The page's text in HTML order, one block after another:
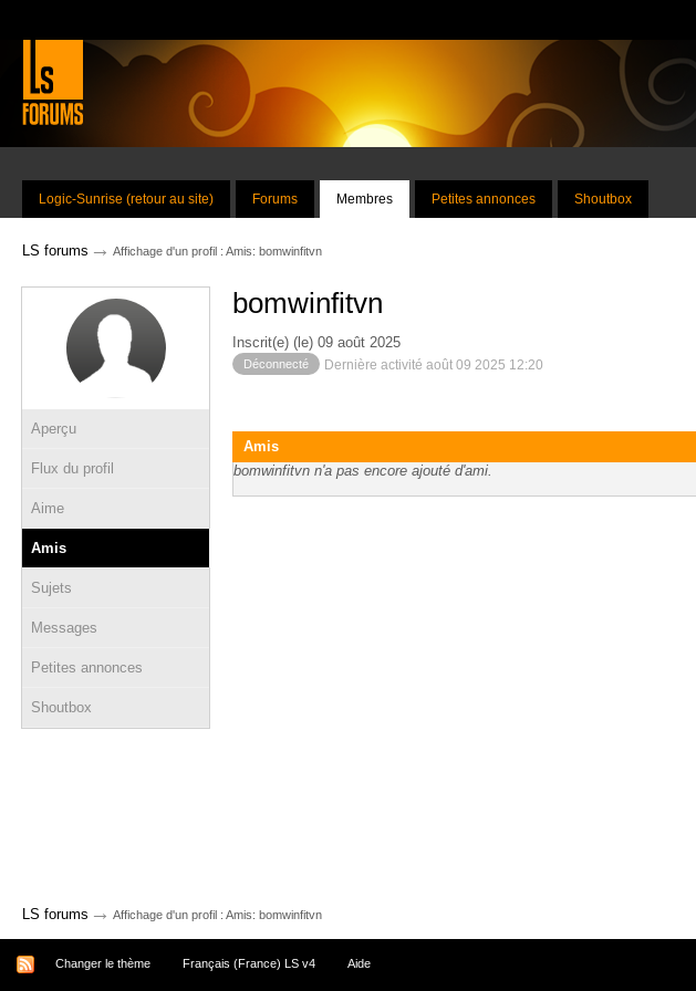
Logic-Sunrise (retour au site) Forums Membres Petites annonces Shoutbox
LS forums → Affichage d'un profil : Amis: bomwinfitvn
Aperçu
Flux du profil
Aime
Amis
Sujets
Messages
Petites annonces
Shoutbox
bomwinfitvn
Inscrit(e) (le) 09 août 2025
Déconnecté Dernière activité août 09 2025 12:20
Amis
bomwinfitvn n'a pas encore ajouté d'ami.
LS forums → Affichage d'un profil : Amis: bomwinfitvn
Changer le thème Français (France) LS v4 Aide